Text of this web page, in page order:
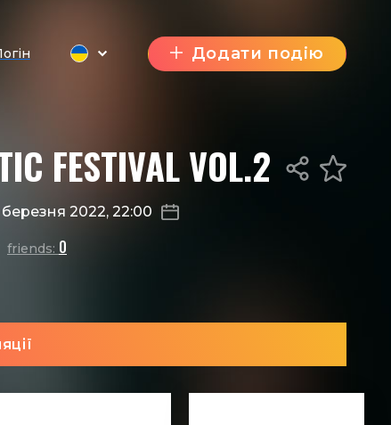
Додати подію
FESTIVAL VOL.2
березня 2022, 22:00
friends: 0